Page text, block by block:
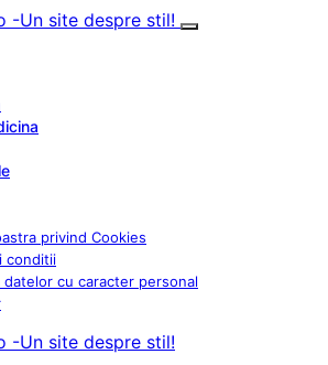
privind Cookies
conditii
datelor cu caracter personal